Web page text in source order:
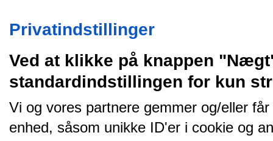
Privatindstillinger
Ved at klikke på knappen
standardindstillingen for kun
Vi og vores partnere gemmer og/eller
enhed, såsom unikke ID'er i cookie og